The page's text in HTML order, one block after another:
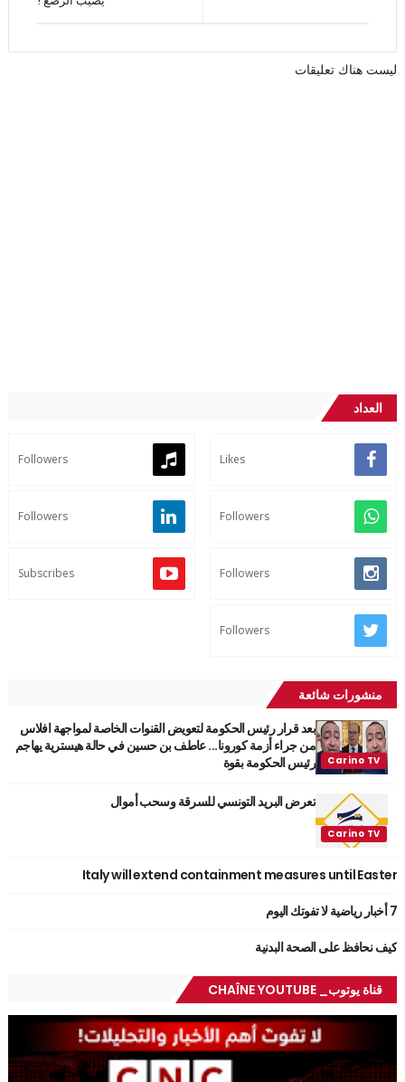
ليست هناك تعليقات
العداد
Likes
Followers
Followers
Followers
Followers
Subscribes
Followers
منشورات شائعة
بعد قرار رئيس الحكومة لتعويض القنوات الخاصة لمواجهة افلاس
من جراء أزمة كورونا... عاطف بن حسين في حالة هيسترية يهاجم
رئيس الحكومة بقوة
تعرض البريد التونسي للسرقة وسحب أموال
Italy will extend containment measures until Easter
7 أخبار رياضية لا تفوتك اليوم
كيف نحافظ على الصحة البدنية
قناة يوتوب_ CHAÎNE YOUTUBE